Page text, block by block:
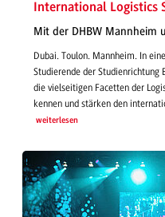
International Logistics
Mit der DHBW Mannheim
Dubai. Toulon. Mannheim. In
Studierende der Studienrichtung
die vielseitigen Facetten der
kennen und stärken den
weiterlesen